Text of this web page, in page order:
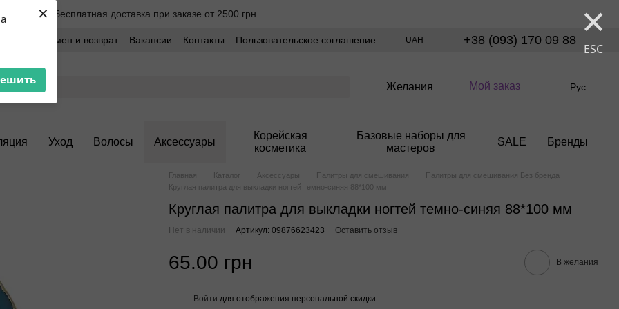
× ×
ESC
Бесплатная доставка при заказе от 2500 грн
Обмен и возврат Вакансии Контакты
Пользовательское соглашение
UAH +38 (093) 170 09 88
Желания Мой заказ Рус
Уход Волосы Аксессуары
Корейская
косметика
Базовые наборы для
мастеров
SALE Бренды
Главная Каталог Аксессуары Палитры для смешивания
Палитры для смешивания Без бренда
Круглая палитра для выкладки ногтей темно-синяя 88*100 мм
Круглая палитра для выкладки ногтей темно-синяя 88*100 мм
Нет в наличии Артикул: 09876623423 Оставить отзыв
65.00 грн В желания
Войти для отображения персональной скидки